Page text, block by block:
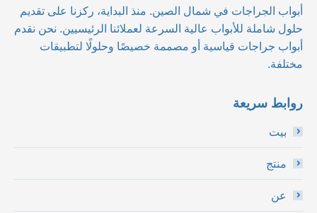
أبواب الجراجات في شمال الصين. منذ البداية، ركزنا على تقديم
حلول شاملة للأبواب عالية السرعة لعملائنا الرئيسيين. نحن نقدم
أبواب جراجات قياسية أو مصممة خصيصًا وحلولًا لتطبيقات
مختلفة.
روابط سريعة
بيت
منتج
عن